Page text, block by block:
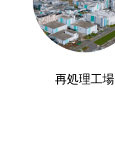
再処理工場